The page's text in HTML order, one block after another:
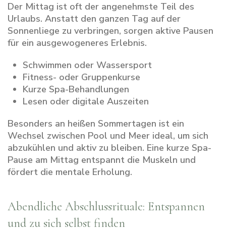
Der Mittag ist oft der angenehmste Teil des
Urlaubs. Anstatt den ganzen Tag auf der
Sonnenliege zu verbringen, sorgen aktive Pausen
für ein ausgewogeneres Erlebnis.
Schwimmen oder Wassersport
Fitness- oder Gruppenkurse
Kurze Spa-Behandlungen
Lesen oder digitale Auszeiten
Besonders an heißen Sommertagen ist ein
Wechsel zwischen Pool und Meer ideal, um sich
abzukühlen und aktiv zu bleiben. Eine kurze Spa-
Pause am Mittag entspannt die Muskeln und
fördert die mentale Erholung.
Abendliche Abschlussrituale: Entspannen
und zu sich selbst finden